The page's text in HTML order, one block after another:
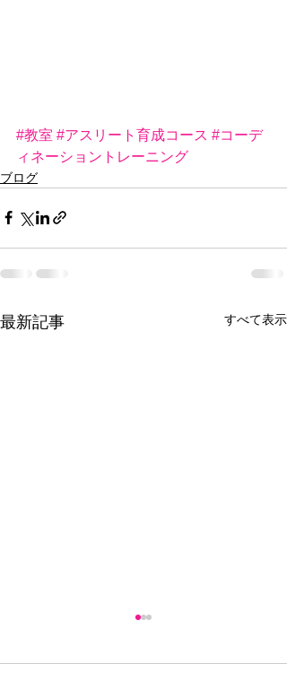
#教室 #アスリート育成コース #コーデ
ィネーショントレーニング
ブログ
最新記事 すべて表示